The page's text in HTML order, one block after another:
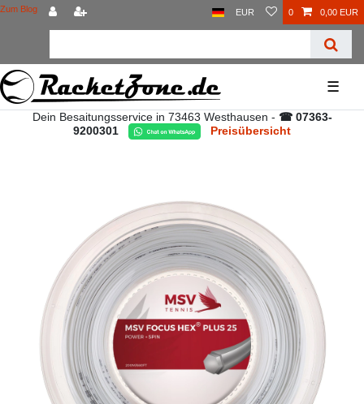
Zum Blog EUR 0 0,00 EUR
☰
Dein Besaitungsservice in 73463 Westhausen - ☎ 07363-
9200301
Preisübersicht